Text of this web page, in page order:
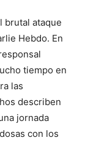
brutal ataque
Hebdo. En
tiempo en
las
describen
jornada
con los